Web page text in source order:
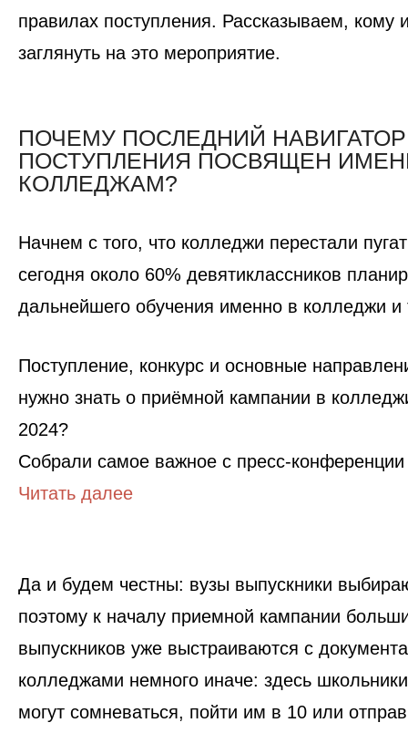
правилах поступления. Рассказываем, кому
заглянуть на это мероприятие.
ПОЧЕМУ ПОСЛЕДНИЙ НАВИГАТОР
ПОСТУПЛЕНИЯ ПОСВЯЩЕН
КОЛЛЕДЖАМ?
Начнем с того, что колледжи перестали
сегодня около 60% девятиклассников
дальнейшего обучения именно в колледжи
Поступление, конкурс и основные
нужно знать о приёмной кампании в
2024?
Собрали самое важное с пресс-
Читать далее
Да и будем честны: вузы выпускники
поэтому к началу приемной кампании
выпускников уже выстраиваются с
колледжами немного иначе: здесь
могут сомневаться, пойти им в 10 или